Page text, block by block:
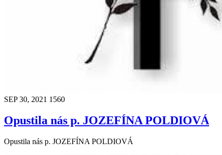
SEP 30, 2021 1560
Opustila nás p. JOZEFÍNA POLDIOVÁ
Opustila nás p. JOZEFÍNA POLDIOVÁ